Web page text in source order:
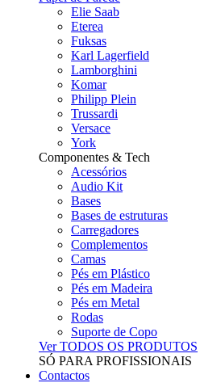
Elie Saab
Eterea
Fuksas
Karl Lagerfield
Lamborghini
Komar
Philipp Plein
Trussardi
Versace
York
Componentes & Tech
Acessórios
Audio Kit
Bases
Bases de estruturas
Carregadores
Complementos
Camas
Pés em Plástico
Pés em Madeira
Pés em Metal
Rodas
Suporte de Copo
Ver TODOS OS PRODUTOS
SÓ PARA PROFISSIONAIS
Contactos